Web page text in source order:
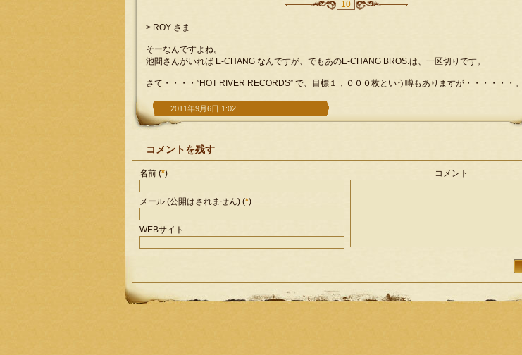
10
> ROY さま
そーなんですよね。
池間さんがいれば E-CHANG なんですが、でもあのE-CHANG BROS.は、一区切りです。
さて・・・・”HOT RIVER RECORDS” で、目標１，０００枚という噂もありますが・・・・・・。
2011年9月6日 1:02
コメントを残す
名前 (*)
メール (公開はされません) (*)
WEBサイト
コメント